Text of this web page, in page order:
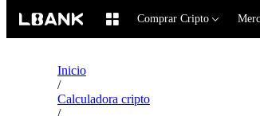
Comprar Cripto
Inicio
/
Calculadora cripto
/